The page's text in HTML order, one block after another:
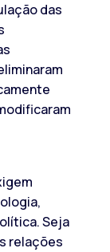
das
Seja
relações